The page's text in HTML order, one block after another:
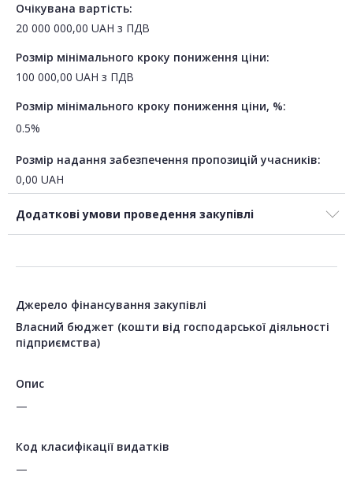
Очікувана вартість:
20 000 000,00 UAH з ПДВ
Розмір мінімального кроку пониження ціни:
100 000,00 UAH з ПДВ
Розмір мінімального кроку пониження ціни, %:
0.5%
Розмір надання забезпечення пропозицій учасників:
0,00 UAH
Додаткові умови проведення закупівлі
Джерело фінансування закупівлі
Власний бюджет (кошти від господарської діяльності
підприємства)
Опис
—
Код класифікації видатків
—